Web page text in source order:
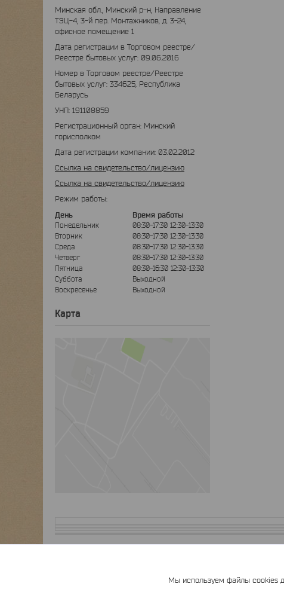
Минская обл., Минский р-н, Направление
ТЭЦ-4, 3-й пер. Монтажников, д. 3-24,
офисное помещение 1
Дата регистрации в Торговом реестре/
Реестре бытовых услуг: 09.06.2016
Номер в Торговом реестре/Реестре
бытовых услуг: 334625, Республика
Беларусь
УНП: 191108859
Регистрационный орган: Минский
горисполком
Дата регистрации компании: 03.02.2012
Ссылка на свидетельство/лицензию
Ссылка на свидетельство/лицензию
Режим работы:
День Время работы
Понедельник 08:30-17:30 12:30-13:30
Вторник
08:30-17:30 12:30-13:30
Среда
08:30-17:30 12:30-13:30
Четверг
08:30-17:30 12:30-13:30
Пятница
08:30-16:30 12:30-13:30
Суббота
Выходной
Воскресенье
Выходной
Карта
Мы используем файлы cookies